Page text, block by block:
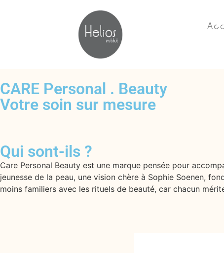
CARE Personal . Beauty
Votre soin sur mesure
Qui sont-ils ?
Care Personal Beauty est une marque pensée pour
jeunesse de la peau, une vision chère à Sophie Soenen,
moins familiers avec les rituels de beauté, car chacun